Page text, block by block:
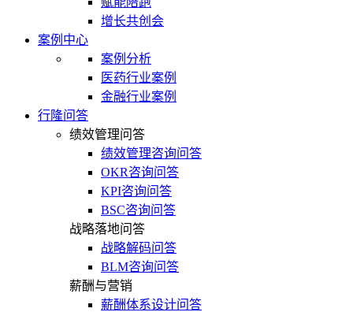
增长共创会
案例中心
案例分析
医药行业案例
金融行业案例
行隆问答
绩效管理问答
绩效管理咨询问答
OKR咨询问答
KPI咨询问答
BSC咨询问答
战略落地问答
战略解码问答
BLM咨询问答
薪酬与营销
薪酬体系设计问答